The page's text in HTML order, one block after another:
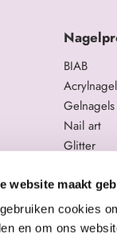
website maakt
cookies
en om ons
BIAB
Gelnagels
Nail art
Glitter
Overige